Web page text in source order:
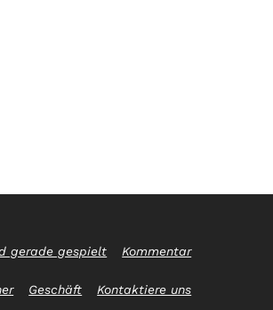
gerade gespielt Kommentar
Geschäft Kontaktiere uns